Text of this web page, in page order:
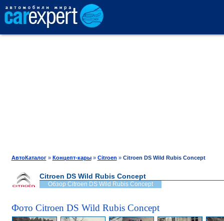
ТЕСТ-ДРАЙВ
ПРОДАЖА
ШИНЫ
АвтоКаталог» Концепт-кары» Citroen » Citroen DS Wild Rubis Concept
Citroen DS Wild Rubis Concept
Обзор Citroen DS Wild Rubis Concept
Фото Citroen DS Wild Rubis Concept